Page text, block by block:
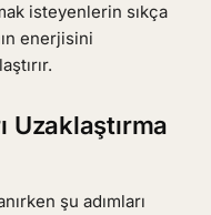
isteyenlerin sıkça
enerjisini
Uzaklaştırma
şu adımları